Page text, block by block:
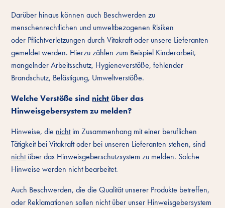
Darüber hinaus können auch Beschwerden zu
menschenrechtlichen und umweltbezogenen Risiken
oder Pflichtverletzungen durch Vitakraft oder unsere Lieferanten
gemeldet werden. Hierzu zählen zum Beispiel Kinderarbeit,
mangelnder Arbeitsschutz, Hygieneverstöße, fehlender
Brandschutz, Belästigung, Umweltverstöße.
Welche Verstöße sindnichtüber das
Hinweisgebersystem zu melden?
Hinweise, die nichtim Zusammenhang mit einer beruflichen
Tätigkeit bei Vitakraft oder bei unseren Lieferanten stehen, sind
nichtüber das Hinweisgeberschutzsystem zu melden. Solche
Hinweise werden nicht bearbeitet.
Auch Beschwerden, die die Qualität unserer Produkte betreffen,
oder Reklamationen sollen nicht über unser Hinweisgebersystem